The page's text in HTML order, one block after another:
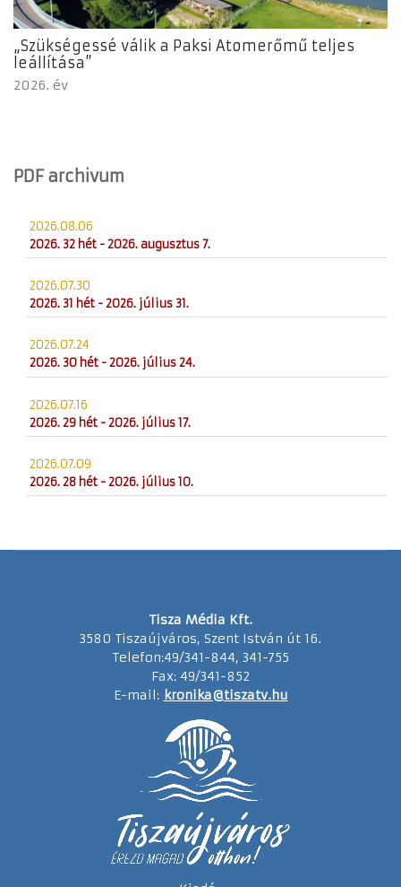
„Szükségessé válik a Paksi Atomerőmű teljes
leállítása”
2026. év
PDF archivum
2026.08.06
2026. 32 hét - 2026. augusztus 7.
2026.07.30
2026. 31 hét - 2026. július 31.
2026.07.24
2026. 30 hét - 2026. július 24.
2026.07.16
2026. 29 hét - 2026. július 17.
2026.07.09
2026. 28 hét - 2026. július 10.
Tisza Média Kft.
3580 Tiszaújváros, Szent István út 16.
Telefon:49/341-844, 341-755
Fax: 49/341-852
E-mail: kronika@tiszatv.hu